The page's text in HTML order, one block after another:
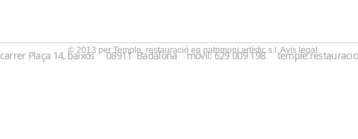
© 2013 per Temple, restauració en patrimoni artístic s.l. Avís legal.
carrer Plaça 14, baixos 08911 Badalona móvil: 629 009 198